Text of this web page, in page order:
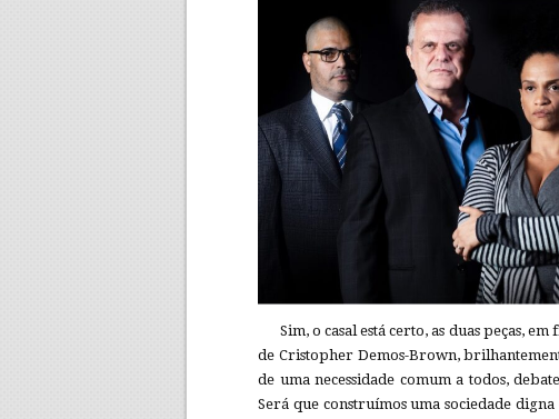
Sim, o casal está certo, as duas peças,
de Cristopher Demos-Brown,
de uma necessidade comum a todos,
Será que construímos uma sociedade